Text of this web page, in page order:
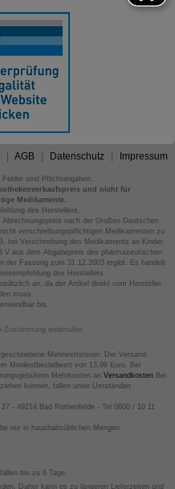
AGB Datenschutz Impressum
sind Pflichtangaben.
und nicht für
Medikamente.
des Herstellers.
nach der Großen Deutschen
verschreibungspflichtigen Medikamenten zu
bei Verschreibung des Medikaments an Kinder
aus dem Abgabepreis des pharmazeutischen
der Fassung zum 31.12.2003 ergibt. Es handelt
des Herstellers.
an, da der Artikel direkt vom Hersteller
muss.
bis.
Zustimmung widerrufen
Mehrwertsteuer. Der Versand
Mindestbestellwert von 13,99 Euro. Bei
Mehrkosten an VersandkostenBei
können, fallen unter Umständen
- 49214 Bad Rothenfelde - Tel 0800 / 10 11
nur in haushaltsüblichen Mengen.
bis zu 6 Tage.
Daher kann es zu längeren Lieferzeiten und